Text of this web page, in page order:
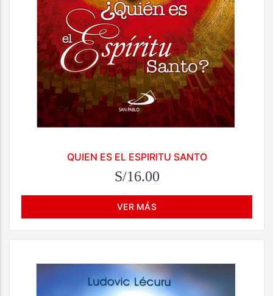
QUIEN ES EL ESPIRITU SANTO
S/16.00
VER MÁS